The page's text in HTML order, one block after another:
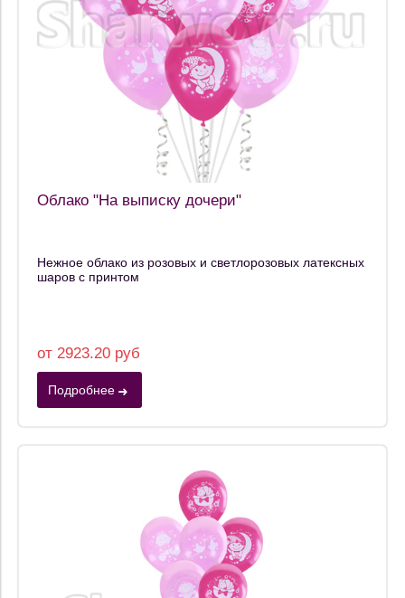
Облако "На выписку дочери"
Нежное облако из розовых и светлорозовых латексных
шаров с принтом
от 2923.20 руб
Подробнее